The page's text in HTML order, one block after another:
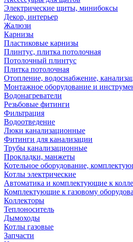
Электрические щиты, минибоксы
Декор, интерьер
Жалюзи
Карнизы
Пластиковые карнизы
Плинтус, плитка потолочная
Потолочный плинтус
Плитка потолочная
Отопление, водоснабжение,
Монтажное оборудование и
Водонагреватели
Резьбовые фитинги
Фильтрация
Водоотведение
Люки канализационные
Фитинги для канализации
Трубы канализационные
Прокладки, манжеты
Котельное оборудование,
Котлы электрические
Автоматика и комплектующие к
Комплектующие к газовому
Коллекторы
Теплоноситель
Дымоходы
Котлы газовые
Запчасти